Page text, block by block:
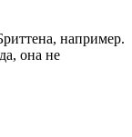
например.
она не